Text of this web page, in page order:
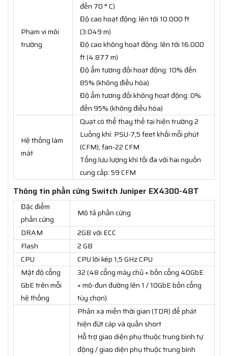
Phạm vi môi
trường
đến 70 ° C)
Độ cao hoạt động: lên tới 10.000 ft
(3.049 m)
Độ cao không hoạt động: lên tới 16.000
ft (4.877 m)
Độ ẩm tương đối hoạt động: 10% đến
85% (không điều hòa)
Độ ẩm tương đối không hoạt động: 0%
đến 95% (không điều hòa)
Hệ thống làm
mát
Quạt có thể thay thế tại hiện trường 2
Luồng khí: PSU-7,5 feet khối mỗi phút
(CFM); fan-22 CFM
Tổng lưu lượng khí tối đa với hai nguồn
cung cấp: 59 CFM
Thông tin phần cứng Switch Juniper EX4300-48T
Đặc điểm
phần cứng
Mô tả phần cứng
DRAM
2GB với ECC
Flash
2 GB
CPU
CPU lõi kép 1,5 GHz CPU
Mật độ cổng
GbE trên mỗi
hệ thống
32 (48 cổng máy chủ + bốn cổng 40GbE
+ mô-đun đường lên 1 / 10GbE bốn cổng
tùy chọn).
Phản xạ miền thời gian (TDR) để phát
hiện đứt cáp và quần short
Hỗ trợ giao diện phụ thuộc trung bình tự
động / giao diện phụ thuộc trung bình